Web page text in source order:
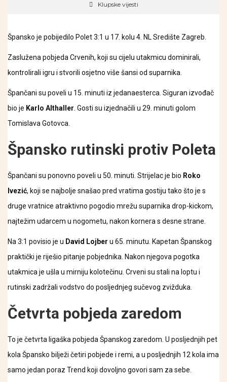
Klupske vijesti
Špansko je pobijedilo Polet 3:1 u 17. kolu 4. NL Središte Zagreb.
Zaslužena pobjeda Crvenih, koji su cijelu utakmicu dominirali,
kontrolirali igru i stvorili osjetno više šansi od suparnika.
Špančani su poveli u 15. minuti iz jedanaesterca. Siguran izvođač
bio je Karlo Althaller . Gosti su izjednačili u 29. minuti golom
Tomislava Gotovca.
Špansko rutinski protiv Poleta
Špančani su ponovno poveli u 50. minuti. Strijelac je bio Roko
Ivezić, koji se najbolje snašao pred vratima gostiju tako što je s
druge vratnice atraktivno pogodio mrežu suparnika drop-kickom,
najtežim udarcem u nogometu, nakon kornera s desne strane.
Na 3:1 povisio je u David Lojber u 65. minutu. Kapetan Španskog
praktički je riješio pitanje pobjednika. Nakon njegova pogotka
utakmica je ušla u mirniju kolotečinu. Crveni su stali na loptu i
rutinski zadržali vodstvo do posljednjeg sučevog zvižduka.
Četvrta pobjeda zaredom
To je četvrta ligaška pobjeda Španskog zaredom. U posljednjih pet
kola Špansko bilježi četiri pobjede i remi, a u posljednjih 12 kola ima
samo jedan poraz Trend koji dovoljno govori sam za sebe.